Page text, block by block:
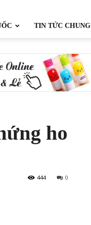
TIN TỨC CHUNG
ho
0
444